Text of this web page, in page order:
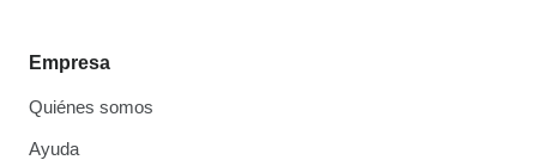
Empresa
Quiénes somos
Ayuda